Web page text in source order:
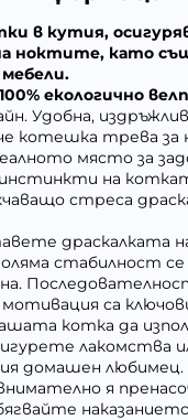
в кутия,
ноктите, като
екологично
Удобна,
котешка трева за
място за
на
стреса
драскалката
стабилност
са
котка да
лакомства
домашен любимец
я